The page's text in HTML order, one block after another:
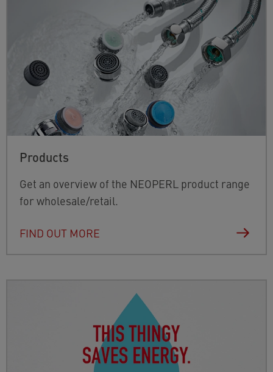
Products
Get an overview of the NEOPERL product range
for wholesale/retail.
FIND OUT MORE